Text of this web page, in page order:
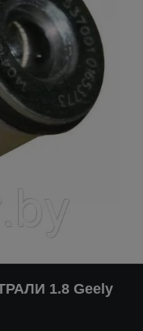
1.8 Geely